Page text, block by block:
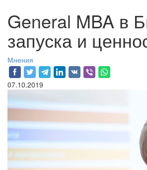
General MBA в
запуска и
Мнения
07.10.2019